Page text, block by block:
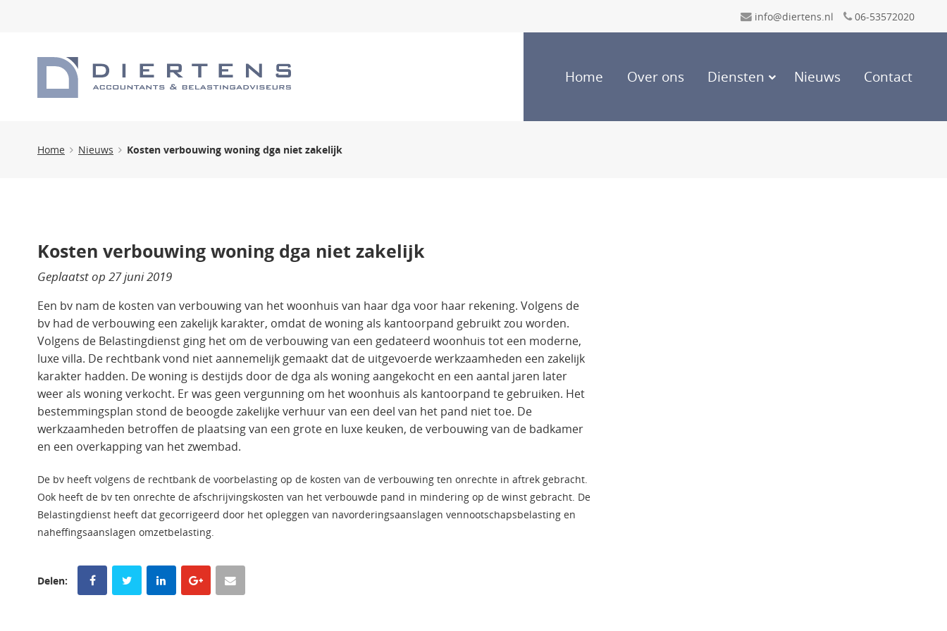
info@diertens.nl 06-53572020
Home Over ons Diensten Nieuws Contact
Home Nieuws Kosten verbouwing woning dga niet zakelijk
Kosten verbouwing woning dga niet zakelijk
Geplaatst op 27 juni 2019
Een bv nam de kosten van verbouwing van het woonhuis van haar dga voor haar rekening. Volgens de
bv had de verbouwing een zakelijk karakter, omdat de woning als kantoorpand gebruikt zou worden.
Volgens de Belastingdienst ging het om de verbouwing van een gedateerd woonhuis tot een moderne,
luxe villa. De rechtbank vond niet aannemelijk gemaakt dat de uitgevoerde werkzaamheden een zakelijk
karakter hadden. De woning is destijds door de dga als woning aangekocht en een aantal jaren later
weer als woning verkocht. Er was geen vergunning om het woonhuis als kantoorpand te gebruiken. Het
bestemmingsplan stond de beoogde zakelijke verhuur van een deel van het pand niet toe. De
werkzaamheden betroffen de plaatsing van een grote en luxe keuken, de verbouwing van de badkamer
en een overkapping van het zwembad.
De bv heeft volgens de rechtbank de voorbelasting op de kosten van de verbouwing ten onrechte in aftrek gebracht.
Ook heeft de bv ten onrechte de afschrijvingskosten van het verbouwde pand in mindering op de winst gebracht. De
Belastingdienst heeft dat gecorrigeerd door het opleggen van navorderingsaanslagen vennootschapsbelasting en
naheffingsaanslagen omzetbelasting.
Delen: